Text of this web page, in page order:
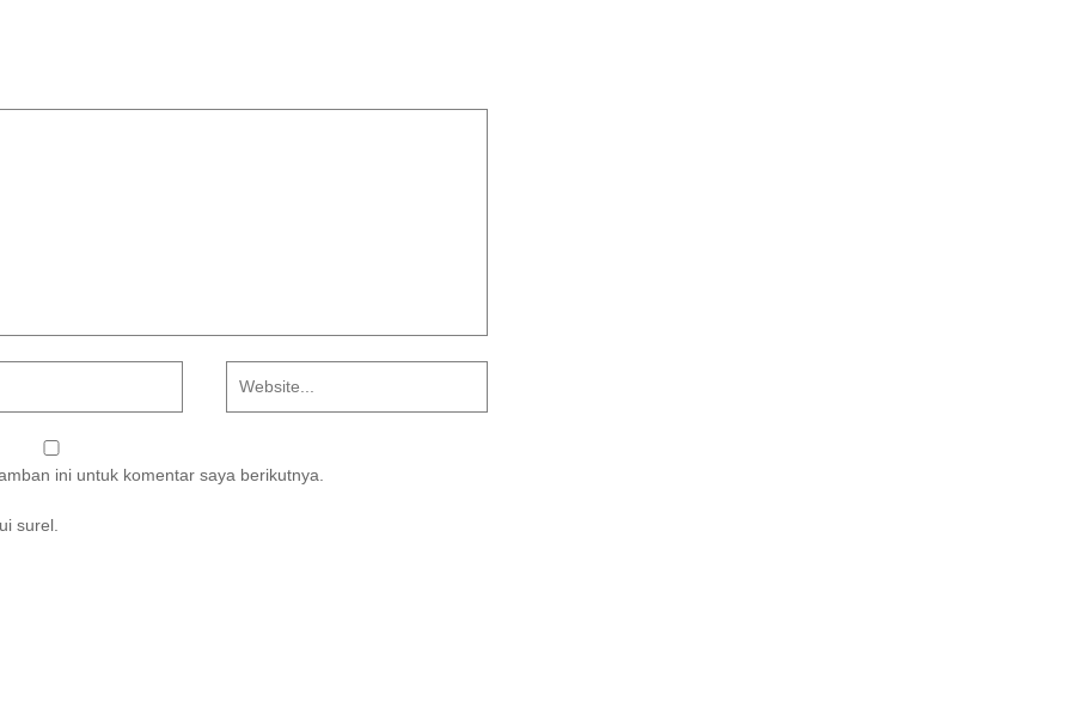
ini untuk komentar saya berikutnya.
surel.